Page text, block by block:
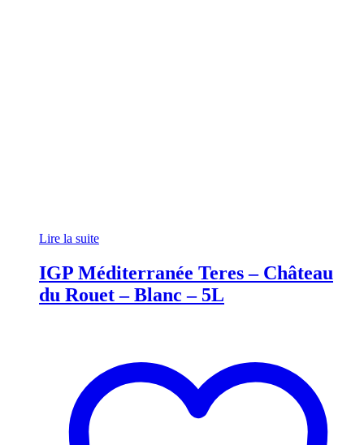
Lire la suite
IGP Méditerranée Teres – Château
du Rouet – Blanc – 5L